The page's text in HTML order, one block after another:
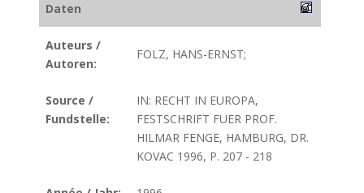
Daten
Auteurs /
Autoren:
FOLZ, HANS-ERNST;
Source /
Fundstelle:
IN: RECHT IN EUROPA,
FESTSCHRIFT FUER PROF.
HILMAR FENGE, HAMBURG, DR.
KOVAC 1996, P. 207 - 218